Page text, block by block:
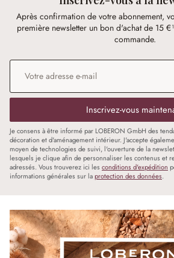
Après confirmation de votre abonnement,
première newsletter un bon d'achat de 15
commande.
Adresse e-mail
Inscrivez-vous
Je consens à être informé par LOBERON GmbH des
décoration et d'aménagement intérieur. J'accepte
moyen de technologies de suivi, l'ouverture de la
lesquels je clique afin de personnaliser les contenus et
adressés. Vous trouverez ici les conditions d'expédition
informations générales sur laprotection des données.